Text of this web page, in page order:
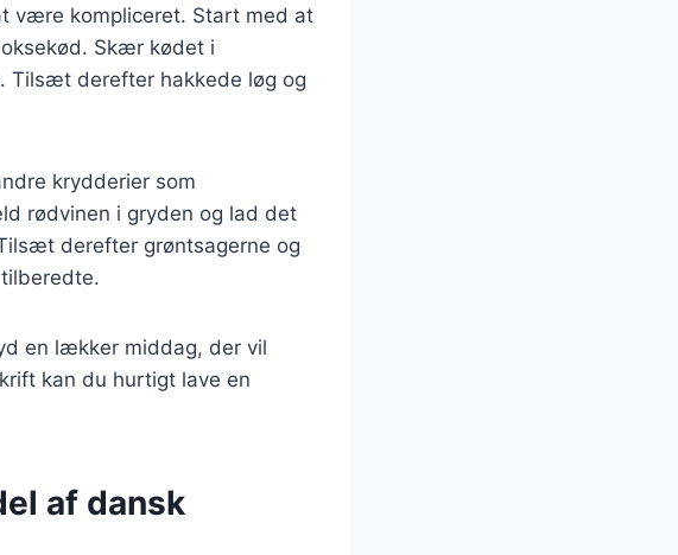
være kompliceret. Start med at
Skær kødet i
Tilsæt derefter hakkede løg og
krydderier som
rødvinen i gryden og lad det
derefter grøntsagerne og
en lækker middag, der vil
kan du hurtigt lave en
af dansk